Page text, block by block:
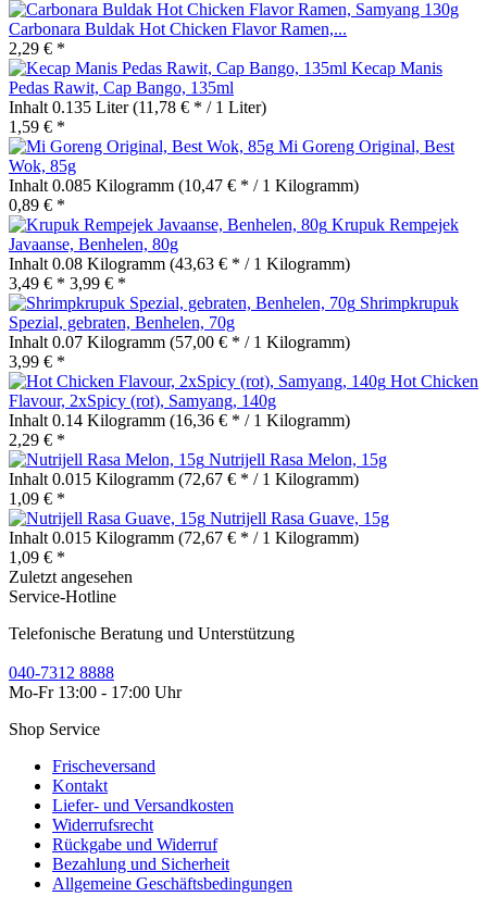
Carbonara Buldak Hot Chicken Flavor Ramen,...
2,29 € *
Kecap Manis
Pedas Rawit, Cap Bango, 135ml
Inhalt 0.135 Liter(11,78 € * / 1 Liter)
1,59 € *
Mi Goreng Original, Best
Wok, 85g
Inhalt 0.085 Kilogramm (10,47 € * / 1 Kilogramm)
0,89 € *
Krupuk Rempejek
Javaanse, Benhelen, 80g
Inhalt 0.08 Kilogramm (43,63 € * / 1 Kilogramm)
3,49 € * 3,99 € *
Shrimpkrupuk
Spezial, gebraten, Benhelen, 70g
Inhalt 0.07 Kilogramm (57,00 € * / 1 Kilogramm)
3,99 € *
Hot Chicken
Flavour, 2xSpicy (rot), Samyang, 140g
Inhalt 0.14 Kilogramm (16,36 € * / 1 Kilogramm)
2,29 € *
Nutrijell Rasa Melon, 15g
Inhalt 0.015 Kilogramm (72,67 € * / 1 Kilogramm)
1,09 € *
Nutrijell Rasa Guave, 15g
Inhalt 0.015 Kilogramm (72,67 € * / 1 Kilogramm)
1,09 € *
Zuletzt angesehen
Service-Hotline
Telefonische Beratung und Unterstützung
040-7312 8888
Mo-Fr 13:00 - 17:00 Uhr
Shop Service
Frischeversand
Kontakt
Liefer- und Versandkosten
Widerrufsrecht
Rückgabe und Widerruf
Bezahlung und Sicherheit
Allgemeine Geschäftsbedingungen